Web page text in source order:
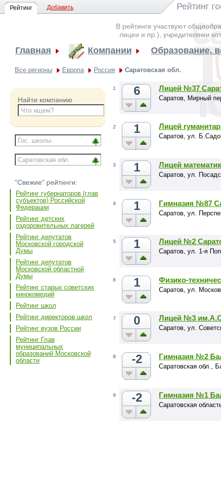
Рейтинг Добавить Рейтинг
В рейтинге участвуют
лицеи и пр.), учредителями
Главная Компании Образование,
Все регионы Европа Россия Саратовская обл.
Найти компанию
"Свежие" рейтинги:
Рейтинг губернаторов (глав
субъектов) Российской
Федерации
Рейтинг детских
оздоровительных лагерей
Рейтинг депутатов
Московской городской
Думы
Рейтинг депутатов
Московской областной
Думы
Рейтинг старых советских
кинокомедий
Рейтинг школ
Рейтинг директоров школ
Рейтинг вузов России
Рейтинг Глав
муниципальных
образований Московской
области
1 6 Лицей №37
Саратов, Мирный
2 1 Лицей
Саратов, ул.
3 1 Лицей
Саратов, ул.
4 1 Гимназия №87
Саратов, ул.
5 1 Лицей №2
Саратов, ул. 1-я
6 1 Физико-
Саратов, ул.
7 0 Лицей №3
Саратов, ул.
8 -2 Гимназия №2
Саратовская обл.,
9 -2 Гимназия №1
Саратовская